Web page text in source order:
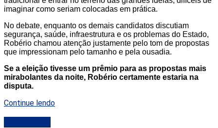
imaginar como seriam colocadas em prática.
No debate, enquanto os demais candidatos discutiam
segurança, saúde, infraestrutura e os problemas do Estado,
Robério chamou atenção justamente pelo tom de propostas
que impressionam pelo tamanho e pela ousadia.
Se a eleição tivesse um prêmio para as propostas mais
mirabolantes da noite, Robério certamente estaria na
disputa.
Continue lendo